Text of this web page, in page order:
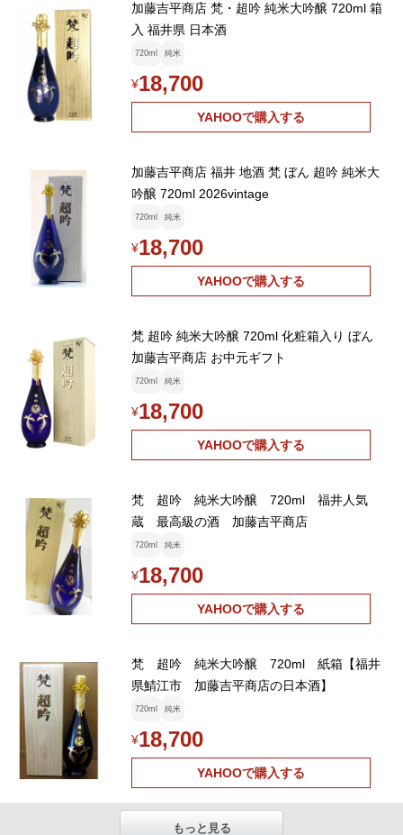
加藤吉平商店 梵・超吟 純米大吟醸 720ml 箱
入 福井県 日本酒
720ml 純米
¥18,700
YAHOOで購入する
加藤吉平商店 福井 地酒 梵 ぼん 超吟 純米大
吟醸 720ml 2026vintage
720ml 純米
¥18,700
YAHOOで購入する
梵 超吟 純米大吟醸 720ml 化粧箱入り ぼん
加藤吉平商店 お中元ギフト
720ml 純米
¥18,700
YAHOOで購入する
梵 超吟 純米大吟醸 720ml 福井人気
蔵 最高級の酒 加藤吉平商店
720ml 純米
¥18,700
YAHOOで購入する
梵 超吟 純米大吟醸 720ml 紙箱【福井
県鯖江市 加藤吉平商店の日本酒】
720ml 純米
¥18,700
YAHOOで購入する
もっと見る